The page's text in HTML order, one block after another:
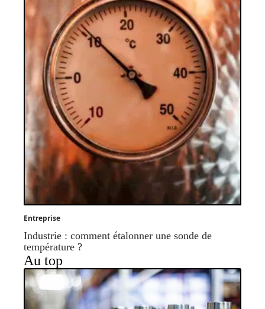
Entreprise
Industrie : comment étalonner une sonde de
température ?
Au top